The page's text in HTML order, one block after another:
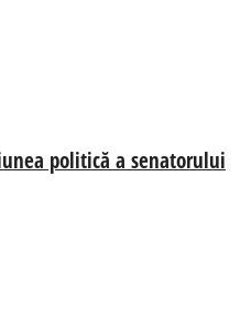
politică a senatorului